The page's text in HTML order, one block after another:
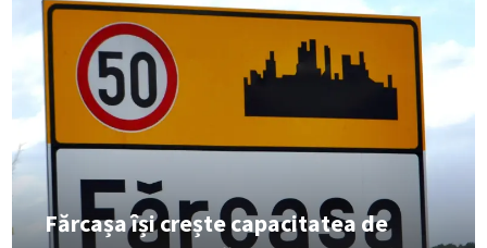
Fărcașa își crește capacitatea de